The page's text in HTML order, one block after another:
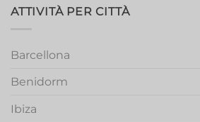
Girls
Night
ATTIVITÀ PER CITTÀ
Barcellona
Benidorm
Ibiza